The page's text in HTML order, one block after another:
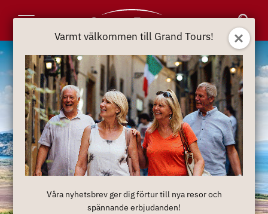
NavigationVarmt välkommen till Grand Tours!
Våra nyhetsbrev ger dig förtur till nya resor och
spännande erbjudanden!